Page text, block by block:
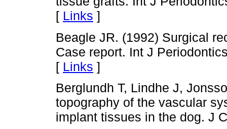
[ Links ]
Beagle JR. (1992) Surgical
Case report. Int J
[ Links ]
Berglundh T, Lindhe J,
topography of the vascular
implant tissues in the dog. J